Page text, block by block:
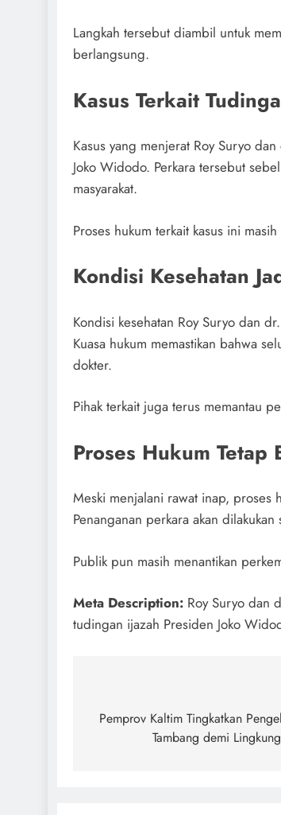
Langkah tersebut diambil untuk
berlangsung.
Kasus Terkait
Kasus yang menjerat Roy Suryo
Joko Widodo. Perkara tersebut
masyarakat.
Proses hukum terkait kasus ini
Kondisi Kesehatan
Kondisi kesehatan Roy Suryo dan
Kuasa hukum memastikan bahwa
dokter.
Pihak terkait juga terus memantau
Proses Hukum Tetap
Meski menjalani rawat inap, proses
Penanganan perkara akan
Publik pun masih menantikan
Meta Description: Roy Suryo dan
tudingan ijazah Presiden Joko
navigation
Pemprov Kaltim Tingkatkan
Tambang demi